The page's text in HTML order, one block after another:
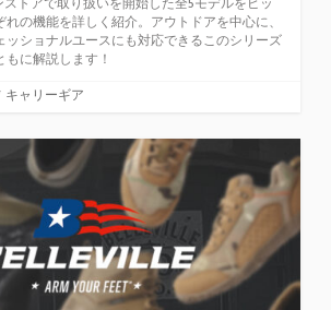
ストアで取り扱いを開始した全5モデルをピッ
れの機能を詳しく紹介。アウトドアを中心に、
ッショナルユースにも対応できるこのシリーズ
に解説します！
キャリーギア